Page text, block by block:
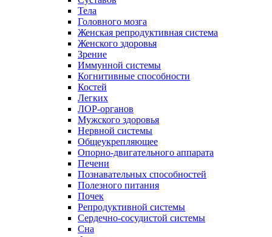
Тела
Головного мозга
Женская репродуктивная система
Женского здоровья
Зрение
Иммунной системы
Когнитивные способности
Костей
Легких
ЛОР-органов
Мужского здоровья
Нервной системы
Общеукрепляющее
Опорно-двигательного аппарата
Печени
Познавательных способностей
Полезного питания
Почек
Репродуктивной системы
Сердечно-сосудистой системы
Сна